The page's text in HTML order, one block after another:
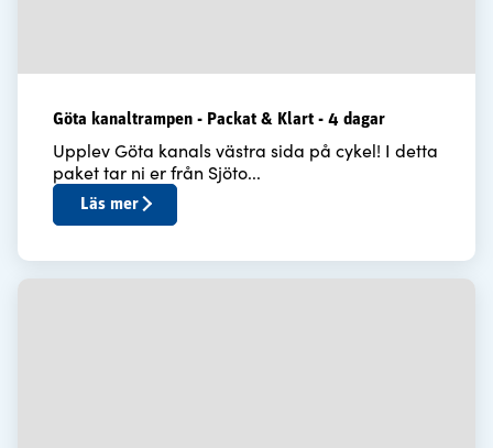
Göta kanaltrampen - Packat & Klart - 4 dagar
Upplev Göta kanals västra sida på cykel! I detta
paket tar ni er från Sjöto...
Läs mer